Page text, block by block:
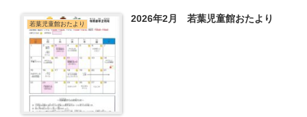
若葉児童館おたより 2026年2月 若葉児童館おたより